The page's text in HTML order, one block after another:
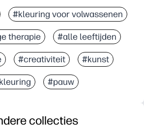
#kleuring voor volwassenen
therapie #alle leeftijden
#creativiteit #kunst
#pauw
collecties